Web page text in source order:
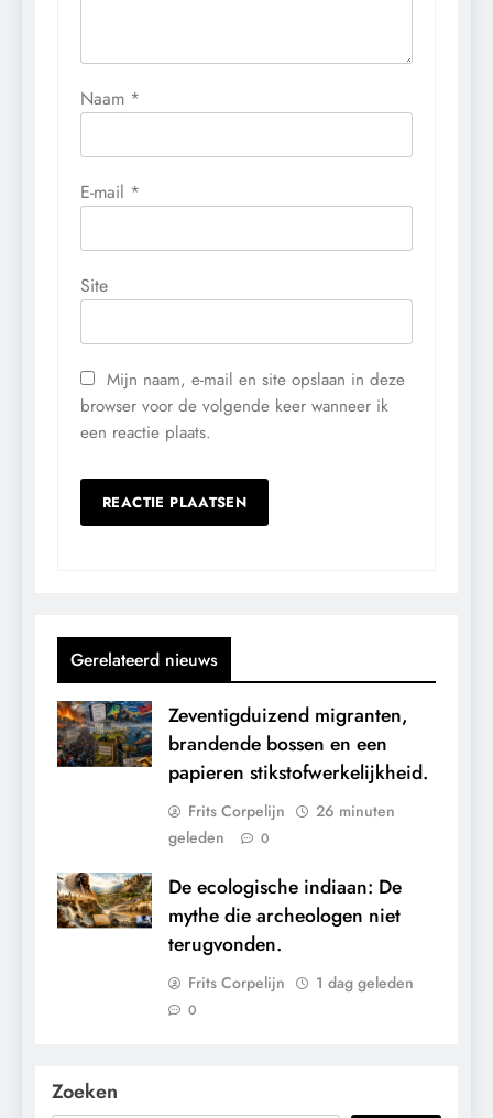
Naam *
E-mail *
Site
Mijn naam, e-mail en site opslaan in deze
browser voor de volgende keer wanneer ik
een reactie plaats.
Gerelateerd nieuws
Zeventigduizend migranten,
brandende bossen en een
papieren stikstofwerkelijkheid.
Frits Corpelijn
26 minuten
geleden
0
De ecologische indiaan: De
mythe die archeologen niet
terugvonden.
Frits Corpelijn 1 dag geleden
0
Zoeken